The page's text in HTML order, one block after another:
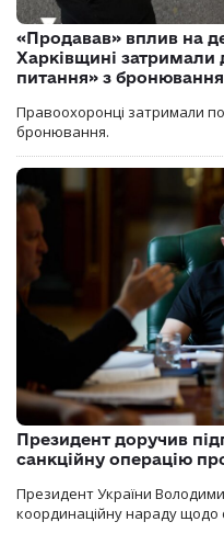
«Продавав» вплив на
Харківщині затримали
питання» з
Правоохоронці затримали
бронювання.
Президент доручив
санкційну операцію
Президент України
координаційну нараду щодо